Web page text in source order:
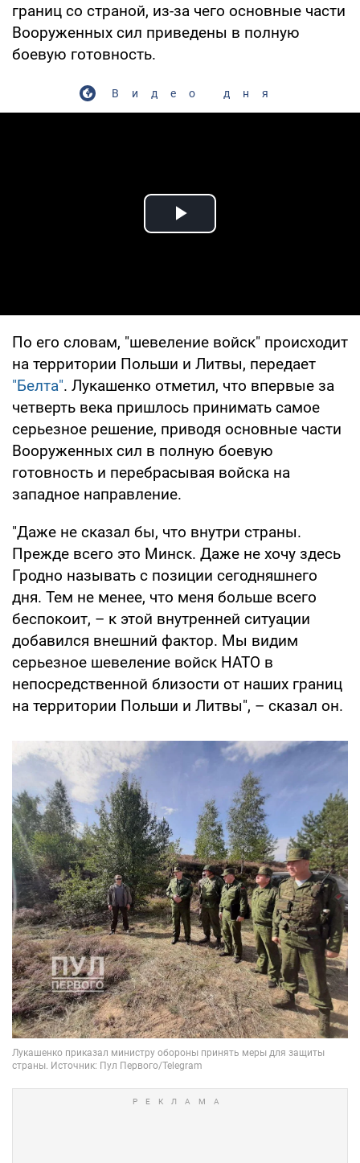
границ со страной, из-за чего основные части
Вооруженных сил приведены в полную
боевую готовность.
Видео дня
Play Video
По его словам, "шевеление войск" происходит
на территории Польши и Литвы, передает
"Белта". Лукашенко отметил, что впервые за
четверть века пришлось принимать самое
серьезное решение, приводя основные части
Вооруженных сил в полную боевую
готовность и перебрасывая войска на
западное направление.
"Даже не сказал бы, что внутри страны.
Прежде всего это Минск. Даже не хочу здесь
Гродно называть с позиции сегодняшнего
дня. Тем не менее, что меня больше всего
беспокоит, – к этой внутренней ситуации
добавился внешний фактор. Мы видим
серьезное шевеление войск НАТО в
непосредственной близости от наших границ
на территории Польши и Литвы", – сказал он.